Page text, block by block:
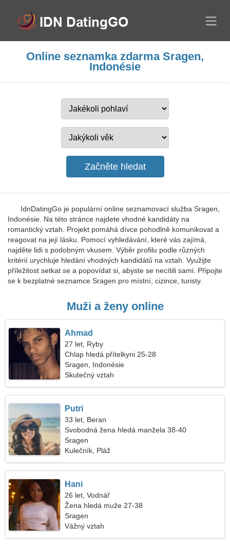
Online seznamka zdarma Sragen,
Indonésie
IdnDatingGo je populární online seznamovací služba Sragen,
Indonésie. Na této stránce najdete vhodné kandidáty na
romantický vztah. Projekt pomáhá dívce pohodlně komunikovat a
reagovat na její lásku. Pomocí vyhledávání, které vás zajímá,
najděte lidi s podobným vkusem. Výběr profilu podle různých
kritérií urychluje hledání vhodných kandidátů na vztah. Využijte
příležitost setkat se a popovídat si, abyste se necítili sami. Připojte
se k bezplatné seznamce Sragen pro místní, cizince, turisty.
Muži a ženy online
Ahmad
27 let, Ryby
Chlap hledá přítelkyni 25-28
Sragen, Indonésie
Skutečný vztah
Putri
33 let, Beran
Svobodná žena hledá manžela 38-40
Sragen
Kulečník, Pláž
Hani
26 let, Vodnář
Žena hledá muže 27-38
Sragen
Vážný vztah